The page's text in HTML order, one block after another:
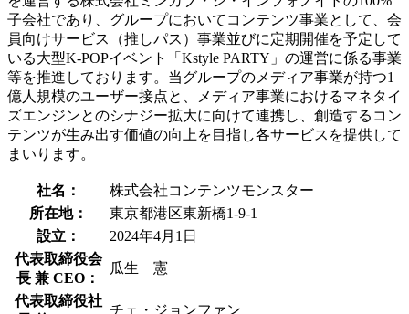
子会社であり、グループにおいてコンテンツ事業として、会
員向けサービス（推しパス）事業並びに定期開催を予定して
いる大型K-POPイベント「Kstyle PARTY」の運営に係る事業
等を推進しております。当グループのメディア事業が持つ1
億人規模のユーザー接点と、メディア事業におけるマネタイ
ズエンジンとのシナジー拡大に向けて連携し、創造するコン
テンツが生み出す価値の向上を目指し各サービスを提供して
まいります。
社名：
株式会社コンテンツモンスター
所在地：
東京都港区東新橋1-9-1
設立：
2024年4月1日
代表取締役会
長 兼 CEO：
瓜生 憲
代表取締役社
チェ・ジョンファン